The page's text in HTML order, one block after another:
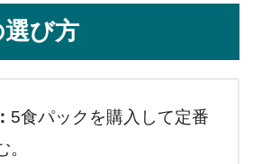
び方
5食パックを購入して定番